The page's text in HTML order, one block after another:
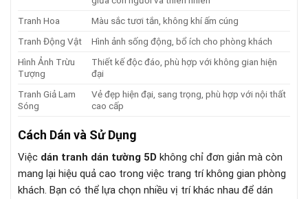
Tranh Hoa
Màu sắc tươi tắn, không khí ấm cúng
Tranh Động Vật
Hình ảnh sống động, bổ ích cho phòng khách
Hình Ảnh Trừu
Tượng
Thiết kế độc đáo, phù hợp với không gian hiện
đại
Tranh Giả Lam
Sóng
Vẻ đẹp hiện đại, sang trọng, phù hợp với nội thất
cao cấp
Cách Dán và Sử Dụng
Việc dán tranh dán tường 5D không chỉ đơn giản mà còn
mang lại hiệu quả cao trong việc trang trí không gian phòng
khách. Bạn có thể lựa chọn nhiều vị trí khác nhau để dán